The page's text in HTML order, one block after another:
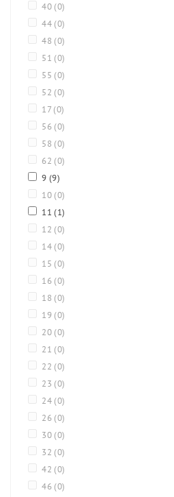
40 (0)
44 (0)
48 (0)
51 (0)
55 (0)
52 (0)
17 (0)
56 (0)
58 (0)
62 (0)
9 (9)
10 (0)
11(1)
12 (0)
14 (0)
15 (0)
16 (0)
18 (0)
19 (0)
20 (0)
21 (0)
22 (0)
23 (0)
24 (0)
26 (0)
30 (0)
32 (0)
42 (0)
46 (0)